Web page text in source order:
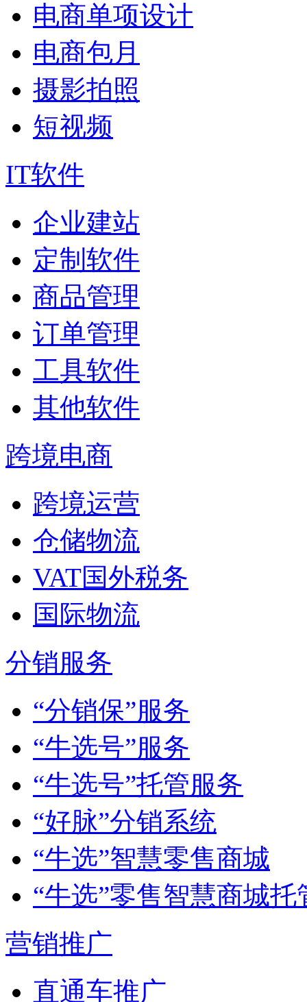
电商单项设计
电商包月
摄影拍照
短视频
IT软件
企业建站
定制软件
商品管理
订单管理
工具软件
其他软件
跨境电商
跨境运营
仓储物流
VAT国外税务
国际物流
分销服务
“分销保”服务
“牛选号”服务
“牛选号”托管服务
“好脉”分销系统
“牛选”智慧零售商城
“牛选”零售智慧商城托
营销推广
直通车推广